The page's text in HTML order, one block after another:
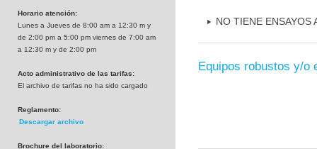
Horario atención:
Lunes a Jueves de 8:00 am a 12:30 m y
de 2:00 pm a 5:00 pm viernes de 7:00 am
a 12:30 m y de 2:00 pm
Acto administrativo de las tarifas:
El archivo de tarifas no ha sido cargado
Reglamento:
Descargar archivo
Brochure del laboratorio:
NO TIENE ENSAYOS
Equipos robustos y/o